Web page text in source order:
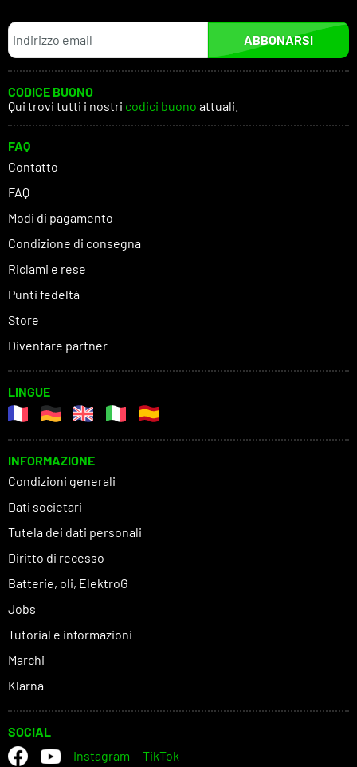
ABBONARSI
CODICE BUONO
Qui trovi tutti i nostri codici buono attuali.
FAQ
Contatto
FAQ
Modi di pagamento
Condizione di consegna
Riclami e rese
Punti fedeltà
Store
Diventare partner
LINGUE
INFORMAZIONE
Condizioni generali
Dati societari
Tutela dei dati personali
Diritto di recesso
Batterie, oli, ElektroG
Jobs
Tutorial e informazioni
Marchi
Klarna
SOCIAL
Instagram
TikTok